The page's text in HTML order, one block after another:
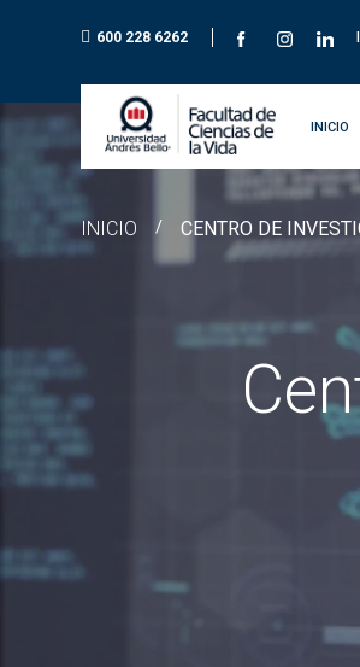
600 228 6262
INICIO
INICIO / CENTRO DE